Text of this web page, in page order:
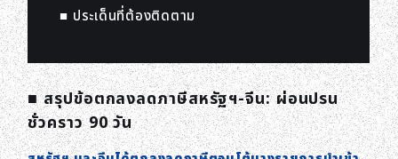
■ ประเด็นที่ต้องติดตาม
■ สรุปข้อตกลงลดภาษีสหรัฐฯ-จีน: ผ่อนปรน
ชั่วคราว 90 วัน